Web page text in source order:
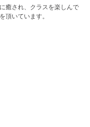
癒され、クラスを楽しんで
頂いています。